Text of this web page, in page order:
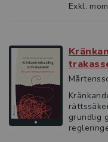
Exkl.
grundlig